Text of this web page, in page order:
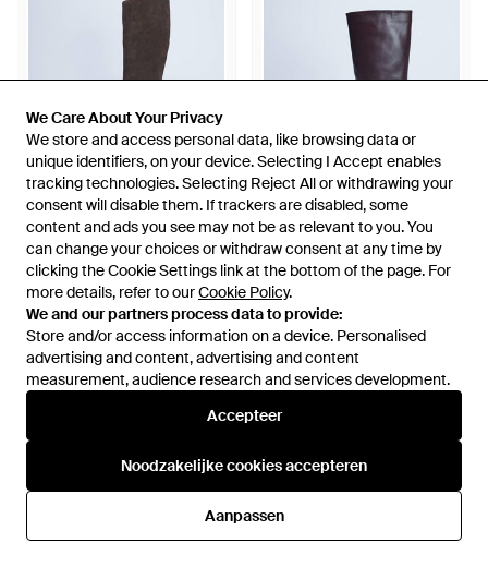
We Care About Your Privacy
We store and access personal data, like browsing data or
unique identifiers, on your device. Selecting I Accept enables
tracking technologies. Selecting Reject All or withdrawing your
consent will disable them. If trackers are disabled, some
content and ads you see may not be as relevant to you. You
can change your choices or withdraw consent at any time by
clicking the Cookie Settings link at the bottom of the page. For
more details, refer to ourCookie Policy.
We and our partners process data to provide:
Store and/or access information on a device. Personalised
advertising and content, advertising and content
measurement, audience research and services development.
Accepteer
Noodzakelijke cookies accepteren
Aanpassen
We Care About Your Privacy
We store and access personal data, like browsing data or
unique identifiers, on your device. Selecting I Accept enables
tracking technologies. Selecting Reject All or withdrawing your
consent will disable them. If trackers are disabled, some
content and ads you see may not be as relevant to you. You
can change your choices or withdraw consent at any time by
clicking the Cookie Settings link at the bottom of the page. For
more details, refer to ourCookie Policy.
We and our partners process data to provide:
Store and/or access information on a device. Personalised
advertising and content, advertising and content
measurement, audience research and services development.
Accepteer
Noodzakelijke cookies accepteren
Aanpassen
€ 94,99
TOPSHOP
Thea - Bruin
VanASOS
NIET MEER OP VOORRAAD
€ 99,99
TOPSHOP
Tiggy - Rood
Van
NIET MEER OP VOORRAAD